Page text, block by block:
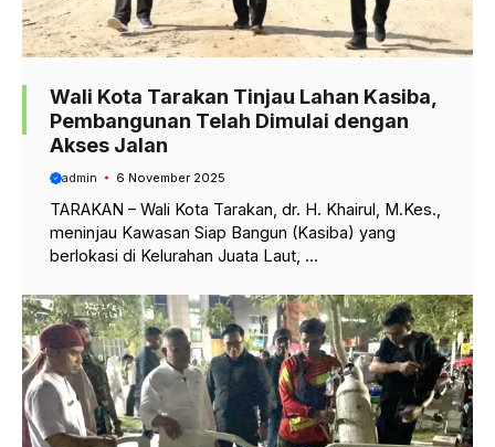
Wali Kota Tarakan Tinjau Lahan Kasiba,
Pembangunan Telah Dimulai dengan
Akses Jalan
admin 6 November 2025
TARAKAN – Wali Kota Tarakan, dr. H. Khairul, M.Kes.,
meninjau Kawasan Siap Bangun (Kasiba) yang
berlokasi di Kelurahan Juata Laut, ...